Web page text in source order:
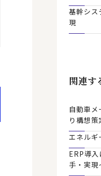
基幹シス
現
関連す
自動車メ
り構想策
エネルギ
ERP導
手・実現